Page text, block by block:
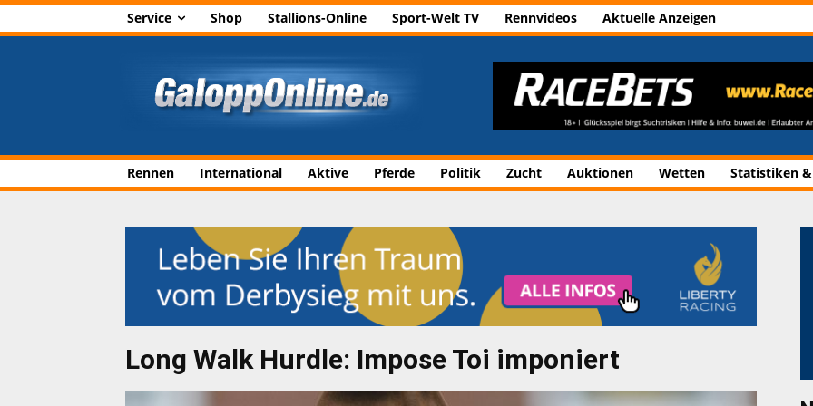
Service Shop Stallions-Online Sport-Welt TV Rennvideos Aktuelle Anzeigen
Rennen International Aktive Pferde Politik Zucht Auktionen Wetten Statistiken
Long Walk Hurdle: Impose Toi imponiert